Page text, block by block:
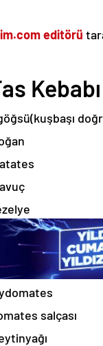
editörü
(kuşbaşı
domates
salçası